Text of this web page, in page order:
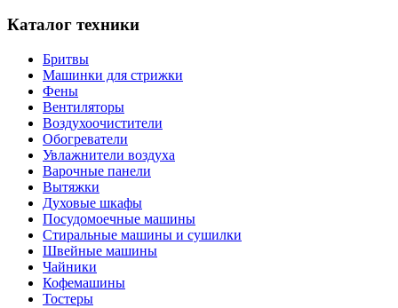
Каталог техники
Бритвы
Машинки для стрижки
Фены
Вентиляторы
Воздухоочистители
Обогреватели
Увлажнители воздуха
Варочные панели
Вытяжки
Духовые шкафы
Посудомоечные машины
Стиральные машины и сушилки
Швейные машины
Чайники
Кофемашины
Тостеры